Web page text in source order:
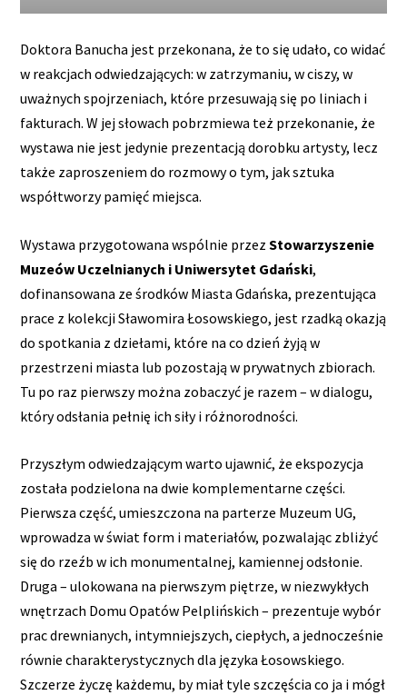
Doktora Banucha jest przekonana, że to się udało, co widać
w reakcjach odwiedzających: w zatrzymaniu, w ciszy, w
uważnych spojrzeniach, które przesuwają się po liniach i
fakturach. W jej słowach pobrzmiewa też przekonanie, że
wystawa nie jest jedynie prezentacją dorobku artysty, lecz
także zaproszeniem do rozmowy o tym, jak sztuka
współtworzy pamięć miejsca.
Wystawa przygotowana wspólnie przezStowarzyszenie
Muzeów Uczelnianych i Uniwersytet Gdański,
dofinansowana ze środków Miasta Gdańska, prezentująca
prace z kolekcji Sławomira Łosowskiego, jest rzadką okazją
do spotkania z dziełami, które na co dzień żyją w
przestrzeni miasta lub pozostają w prywatnych zbiorach.
Tu po raz pierwszy można zobaczyć je razem – w dialogu,
który odsłania pełnię ich siły i różnorodności.
Przyszłym odwiedzającym warto ujawnić, że ekspozycja
została podzielona na dwie komplementarne części.
Pierwsza część, umieszczona na parterze Muzeum UG,
wprowadza w świat form i materiałów, pozwalając zbliżyć
się do rzeźb w ich monumentalnej, kamiennej odsłonie.
Druga – ulokowana na pierwszym piętrze, w niezwykłych
wnętrzach Domu Opatów Pelplińskich – prezentuje wybór
prac drewnianych, intymniejszych, ciepłych, a jednocześnie
równie charakterystycznych dla języka Łosowskiego.
Szczerze życzę każdemu, by miał tyle szczęścia co ja i mógł